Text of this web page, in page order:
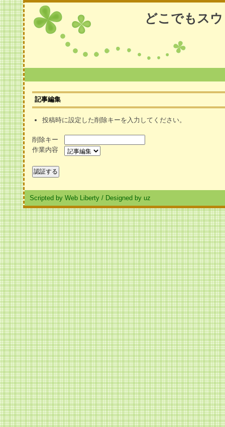
どこでもス
記事編集
投稿時に設定した削除キーを入力してください。
削除キー
作業内容
Scripted by Web Liberty / Designed by uz